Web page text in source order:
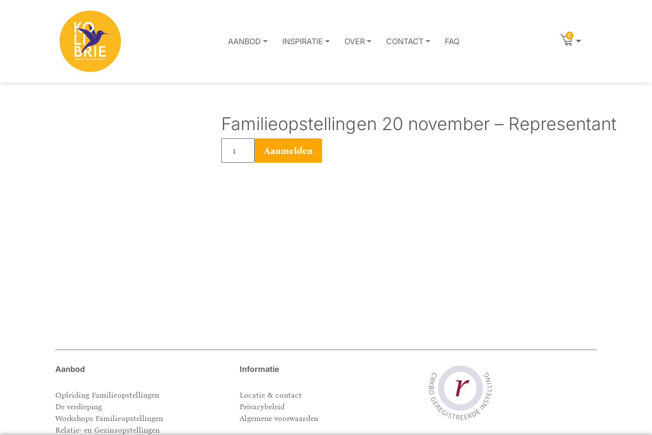
0
AANBOD INSPIRATIE OVER CONTACT FAQ
Familieopstellingen 20 november – Representant
Familieopstellingen
Aanmelden
Aanbod
Opleiding Familieopstellingen
De verdieping
Workshops Familieopstellingen
Relatie- en Gezinsopstellingen
Informatie
Locatie & contact
Privacybeleid
Algemene voorwaarden